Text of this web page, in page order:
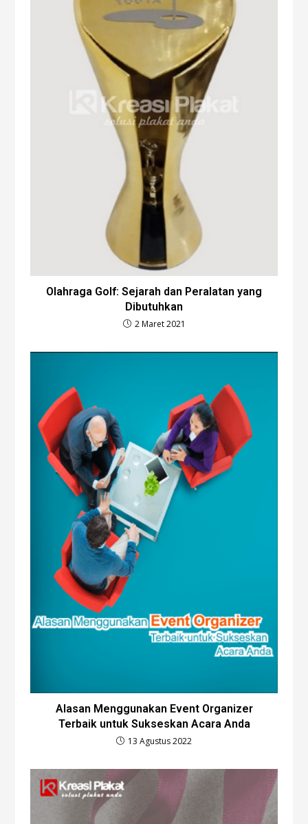
Olahraga Golf: Sejarah dan Peralatan yang
Dibutuhkan
2 Maret 2021
Alasan Menggunakan Event Organizer
Terbaik untuk Sukseskan Acara Anda
13 Agustus 2022